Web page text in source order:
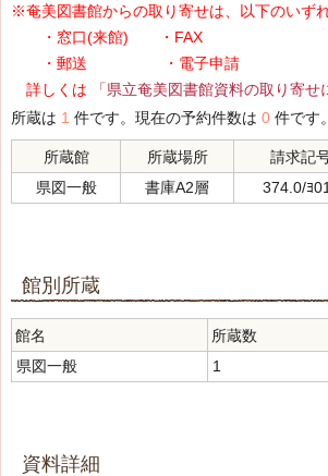
※奄美図書館からの取り寄せは、以下のいず
・窓口(来館) ・FAX
・郵送 ・電子申請
詳しくは
「県立奄美図書館資料の取り寄せ
所蔵は 1 件です。現在の予約件数は 0 件です。
所蔵館 所蔵場所 請求記
県図一般
書庫A2層 374.0/ﾖ
館別所蔵
館名 所蔵数
県図一般
1
資料詳細